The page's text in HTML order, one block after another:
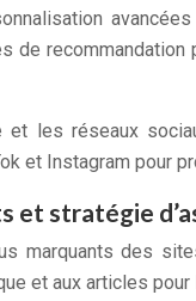
de recommandation
et les réseaux
et Instagram pour
et stratégie
marquants des
et aux articles